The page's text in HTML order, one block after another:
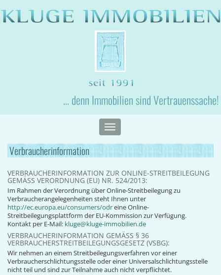
... denn Immobilien sind Vertrauenssache!
Toggle
navigation
Verbraucherinformation
VERBRAUCHERINFORMATION ZUR ONLINE-STREITBEILEGUNG
GEMÄSS VERORDNUNG (EU) NR. 524/2013:
Im Rahmen der Verordnung über Online-Streitbeilegung zu
Verbraucherangelegenheiten steht Ihnen unter
http://ec.europa.eu/consumers/odreine Online-
Streitbeilegungsplattform der EU-Kommission zur Verfügung.
Kontakt per E-Mail: kluge@kluge-immobilien.de
VERBRAUCHERINFORMATION GEMÄSS § 36 V
ERBRAUCHERSTREITBEILEGUNGSGESETZ (VSBG):
Wir nehmen an einem Streitbeilegungsverfahren vor einer
Verbraucherschlichtungsstelle oder einer Universalschlichtungsstelle
nicht teil und sind zur Teilnahme auch nicht verpflichtet.